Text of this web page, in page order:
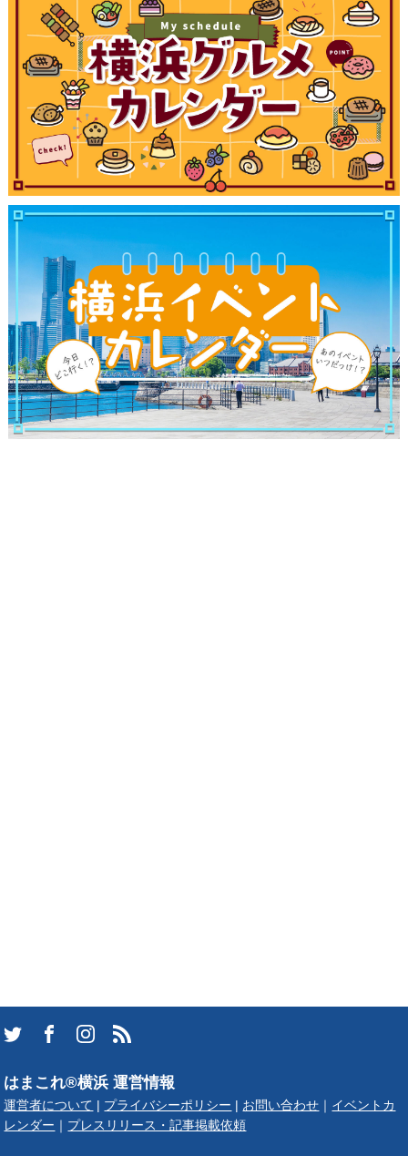
観光ガイド
ランキング
ブログ記事
サイトについて
はまこれ®横浜 運営情報
運営者について プライバシーポリシー お問い合わせ
イベントカ
レンダー
プレスリリース・記事掲載依頼